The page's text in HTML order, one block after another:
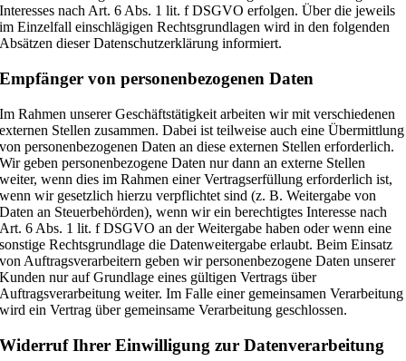
Interesses nach Art. 6 Abs. 1 lit. f DSGVO erfolgen. Über die jeweils
im Einzelfall einschlägigen Rechtsgrundlagen wird in den folgenden
Absätzen dieser Datenschutzerklärung informiert.
Empfänger von personenbezogenen Daten
Im Rahmen unserer Geschäftstätigkeit arbeiten wir mit verschiedenen
externen Stellen zusammen. Dabei ist teilweise auch eine Übermittlung
von personenbezogenen Daten an diese externen Stellen erforderlich.
Wir geben personenbezogene Daten nur dann an externe Stellen
weiter, wenn dies im Rahmen einer Vertragserfüllung erforderlich ist,
wenn wir gesetzlich hierzu verpflichtet sind (z. B. Weitergabe von
Daten an Steuerbehörden), wenn wir ein berechtigtes Interesse nach
Art. 6 Abs. 1 lit. f DSGVO an der Weitergabe haben oder wenn eine
sonstige Rechtsgrundlage die Datenweitergabe erlaubt. Beim Einsatz
von Auftragsverarbeitern geben wir personenbezogene Daten unserer
Kunden nur auf Grundlage eines gültigen Vertrags über
Auftragsverarbeitung weiter. Im Falle einer gemeinsamen Verarbeitung
wird ein Vertrag über gemeinsame Verarbeitung geschlossen.
Widerruf Ihrer Einwilligung zur Datenverarbeitung